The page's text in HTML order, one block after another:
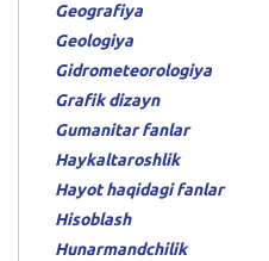
Geografiya
Geologiya
Gidrometeorologiya
Grafik dizayn
Gumanitar fanlar
Haykaltaroshlik
Hayot haqidagi fanlar
Hisoblash
Hunarmandchilik